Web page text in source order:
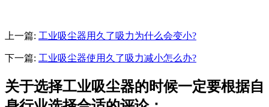
上一篇: 工业吸尘器用久了吸力为什么会变小?
下一篇: 工业吸尘器使用久了吸力减小怎么办?
关于选择工业吸尘器的时候一定要根据自